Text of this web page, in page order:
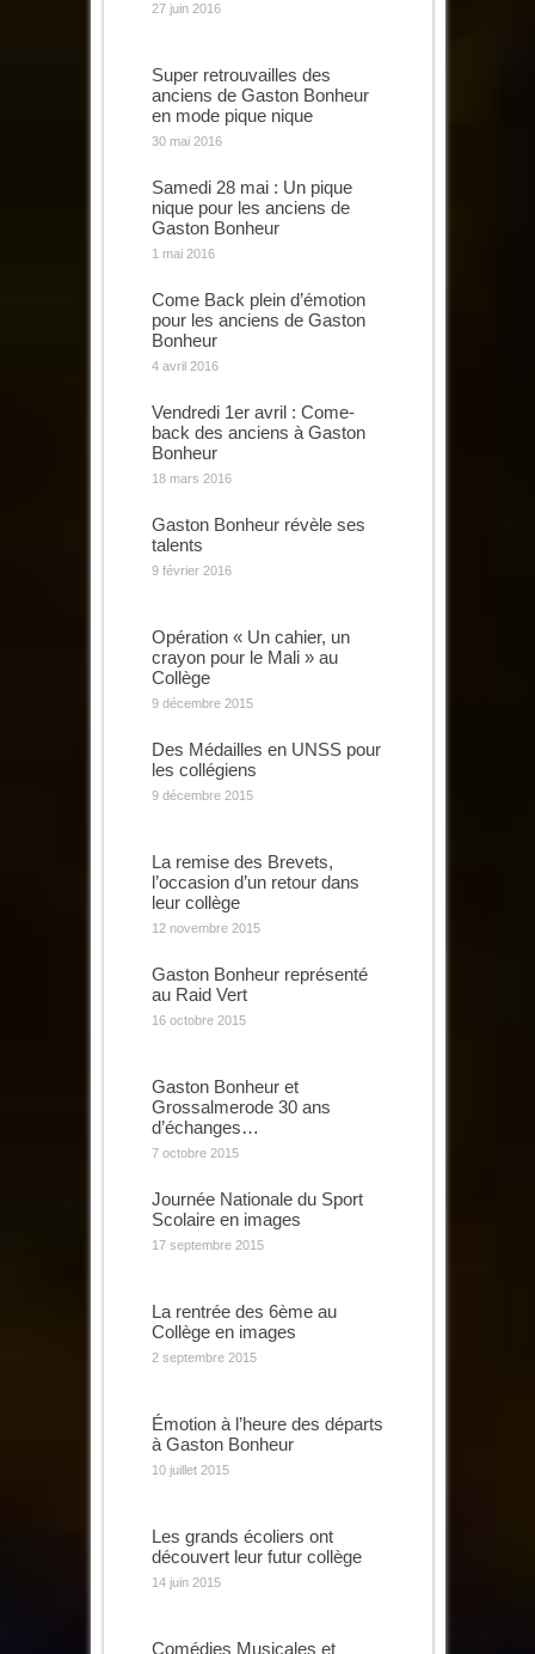
27 juin 2016
Super retrouvailles des
anciens de Gaston Bonheur
en mode pique nique
30 mai 2016
Samedi 28 mai : Un pique
nique pour les anciens de
Gaston Bonheur
1 mai 2016
Come Back plein d’émotion
pour les anciens de Gaston
Bonheur
4 avril 2016
Vendredi 1er avril : Come-
back des anciens à Gaston
Bonheur
18 mars 2016
Gaston Bonheur révèle ses
talents
9 février 2016
Opération « Un cahier, un
crayon pour le Mali » au
Collège
9 décembre 2015
Des Médailles en UNSS pour
les collégiens
9 décembre 2015
La remise des Brevets,
l’occasion d’un retour dans
leur collège
12 novembre 2015
Gaston Bonheur représenté
au Raid Vert
16 octobre 2015
Gaston Bonheur et
Grossalmerode 30 ans
d’échanges…
7 octobre 2015
Journée Nationale du Sport
Scolaire en images
17 septembre 2015
La rentrée des 6ème au
Collège en images
2 septembre 2015
Émotion à l’heure des départs
à Gaston Bonheur
10 juillet 2015
Les grands écoliers ont
découvert leur futur collège
14 juin 2015
Comédies Musicales et